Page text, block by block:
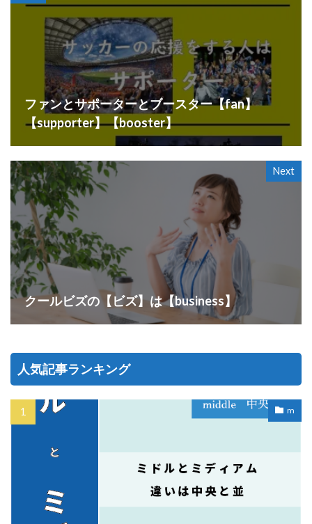
ファンとサポーターとブースター【fan】
【supporter】【booster】
Next
クールビズの【ビズ】は【business】
人気記事ランキング
m